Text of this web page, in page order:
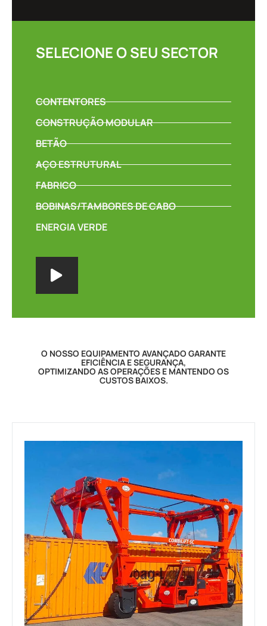
SELECIONE O SEU SECTOR
CONTENTORES
CONSTRUÇÃO MODULAR
BETÃO
AÇO ESTRUTURAL
FABRICO
BOBINAS/TAMBORES DE CABO
ENERGIA VERDE
O NOSSO EQUIPAMENTO AVANÇADO GARANTE
EFICIÊNCIA E SEGURANÇA,
OPTIMIZANDO AS OPERAÇÕES E MANTENDO OS
CUSTOS BAIXOS.